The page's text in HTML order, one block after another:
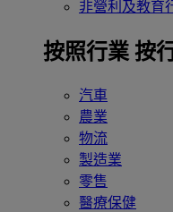
非營利及教育
按照行業 按
汽車
農業
物流
製造業
零售
醫療保健